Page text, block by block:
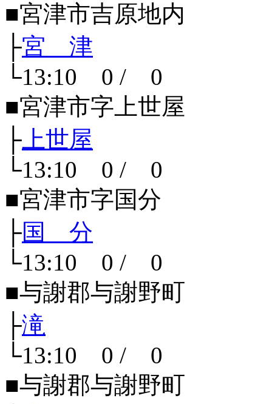
■宮津市吉原地内
├宮 津
└13:10 0 / 0
■宮津市字上世屋
├ 上世屋
└13:10 0 / 0
■宮津市字国分
├国 分
└13:10 0 / 0
■与謝郡与謝野町
├滝
└13:10 0 / 0
■与謝郡与謝野町